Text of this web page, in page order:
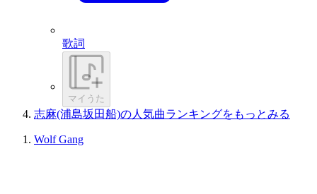
歌詞
マイうた
志麻(浦島坂田船)の人気曲ランキングをもっとみる
Wolf Gang